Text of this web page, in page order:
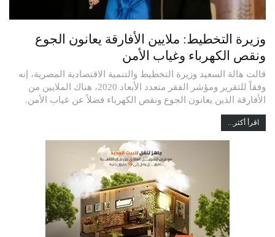
وزيرة التخطيط: ملايين الأفارقة يعانون الجوع
ونقص الكهرباء وغياب الأمن
قالت هالة السعيد وزيرة التخطيط والتنمية الاقتصادية المصرية، إنه
وفقاً للتقرير ومؤشر الفقر متعدد الأبعاد 2020، هناك الملايين من
الأفارقة الذين يعانون الجوع ونقص الكهرباء فضلاً عن غياب الأمن.
اقرأ أكثر...